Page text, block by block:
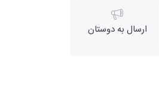
ارسال به دوستان